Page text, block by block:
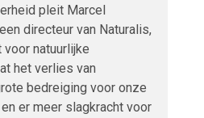
pleit Marcel
directeur van Naturalis,
voor natuurlijke
het verlies van
bedreiging voor onze
er meer slagkracht voor